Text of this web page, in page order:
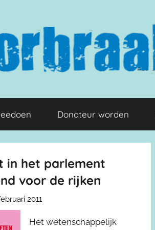
Donateur worden
in het parlement
voor de rijken
2011
Het wetenschappelijk